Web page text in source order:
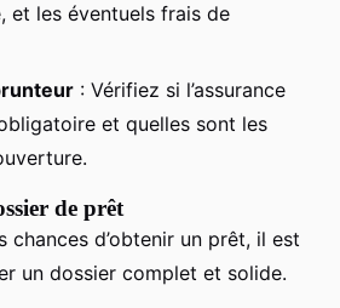
et les éventuels frais de
: Vérifiez si l’assurance
et quelles sont les
de prêt
chances d’obtenir un prêt, il est
un dossier complet et solide.